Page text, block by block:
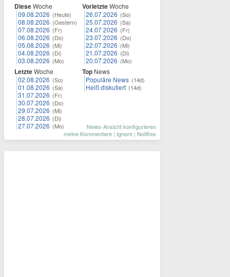
DieseWoche
09.08.2026 (Heute)
08.08.2026 (Gestern)
07.08.2026 (Fr)
06.08.2026 (Do)
05.08.2026 (Mi)
04.08.2026 (Di)
03.08.2026 (Mo)
LetzteWoche
02.08.2026 (So)
01.08.2026 (Sa)
31.07.2026 (Fr)
30.07.2026 (Do)
29.07.2026 (Mi)
28.07.2026 (Di)
27.07.2026 (Mo)
VorletzteWoche
26.07.2026 (So)
25.07.2026 (Sa)
24.07.2026 (Fr)
23.07.2026 (Do)
22.07.2026 (Mi)
21.07.2026 (Di)
20.07.2026 (Mo)
Top News
Populäre News (14d)
Heiß diskutiert (14d)
News-Ansicht konfigurieren
meine Kommentare | Ignore | Notifies